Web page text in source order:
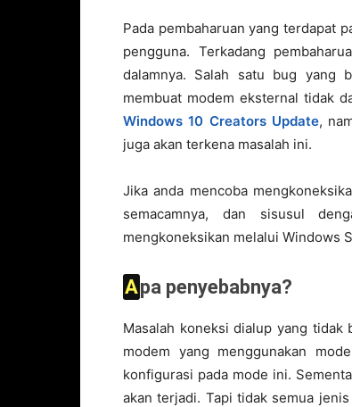
Pada pembaharuan yang terdapat
pengguna. Terkadang
dalamnya. Salah satu bug yang
membuat modem eksternal tidak
Windows 10 Creators Update,
juga akan terkena masalah ini.
Jika anda mencoba
semacamnya, dan sisusul
mengkoneksikan melalui Windows
Apa penyebabnya?
Masalah koneksi dialup yang
modem yang menggunakan mode
konfigurasi pada mode ini.
akan terjadi. Tapi tidak semua